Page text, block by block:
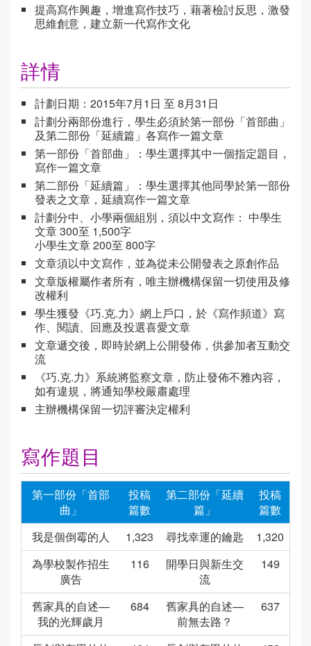
提高寫作興趣，增進寫作技巧，藉著檢討反思，激發
思維創意，建立新一代寫作文化
詳情
計劃日期：2015年7月1日 至 8月31日
計劃分兩部份進行，學生必須於第一部份「首部曲」
及第二部份「延續篇」各寫作一篇文章
第一部份「首部曲」：學生選擇其中一個指定題目，
寫作一篇文章
第二部份「延續篇」：學生選擇其他同學於第一部份
發表之文章，延續寫作一篇文章
計劃分中、小學兩個組別，須以中文寫作： 中學生
文章 300至 1,500字
小學生文章 200至 800字
文章須以中文寫作，並為從未公開發表之原創作品
文章版權屬作者所有，唯主辦機構保留一切使用及修
改權利
學生獲發《巧.克.力》網上戶口，於《寫作頻道》寫
作、閱讀、回應及投選喜愛文章
文章遞交後，即時於網上公開發佈，供參加者互動交
流
《巧.克.力》系統將監察文章，防止發佈不雅內容，
如有違規，將通知學校嚴肅處理
主辦機構保留一切評審決定權利
寫作題目
第一部份「首部
曲」
投稿
篇數
第二部份「延續
篇」
投稿
篇數
我是個倒霉的人
1,323 尋找幸運的鑰匙
1,320
為學校製作招生
廣告
116
開學日與新生交
流
149
舊家具的自述—
我的光輝歲月
684
舊家具的自述—
前無去路？
637